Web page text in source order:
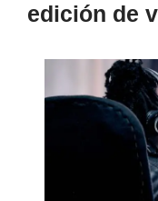
usuario
hace
años
(pros,
contras,
edición de